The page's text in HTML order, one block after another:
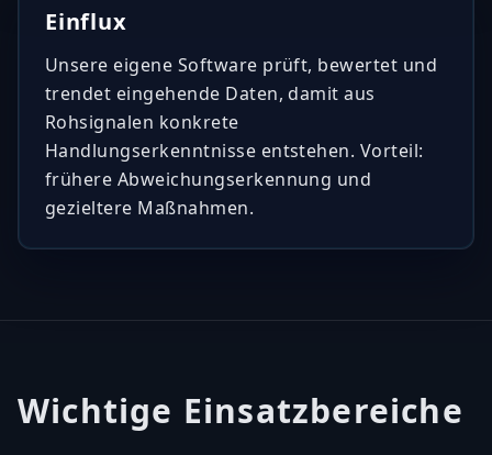
Einflux
Unsere eigene Software prüft, bewertet und
trendet eingehende Daten, damit aus
Rohsignalen konkrete
Handlungserkenntnisse entstehen. Vorteil:
frühere Abweichungserkennung und
gezieltere Maßnahmen.
Wichtige Einsatzbereiche